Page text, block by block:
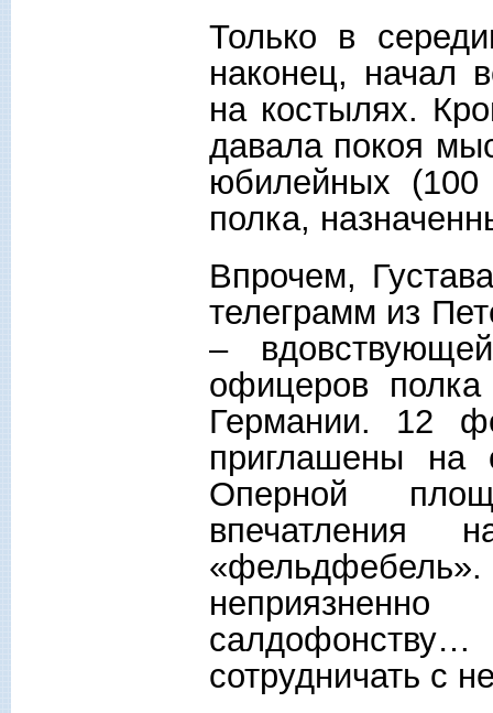
Только в
наконец, начал
на костылях.
давала покоя
юбилейных (100
полка,
Впрочем,
телеграмм из
–
офицеров
Германии. 12
приглашены на
Оперной
впечатления
сотрудничать с